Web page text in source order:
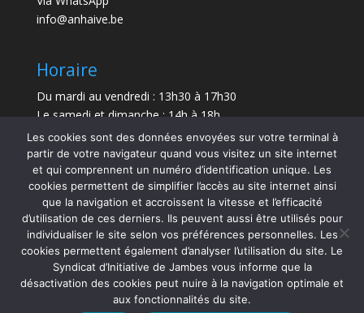
info@anhaive.be
Horaire
Du mardi au vendredi : 13h30 à 17h30
Le samedi et dimanche : 14h à 18h
Durée de la visite : entre 30 minutes et 1 h
Le Musée sera exceptionnellement fermé le 21 juillet
et le 15 août 2026.
Les cookies sont des données envoyées sur votre terminal à
partir de votre navigateur quand vous visitez un site internet
et qui comprennent un numéro d’identification unique. Les
cookies permettent de simplifier l’accès au site internet ainsi
que la navigation et accroissent la vitesse et l’efficacité
d’utilisation de ces derniers. Ils peuvent aussi être utilisés pour
individualiser le site selon vos préférences personnelles. Les
cookies permettent également d’analyser l’utilisation du site. Le
Syndicat d’Initiative de Jambes vous informe que la
désactivation des cookies peut nuire à la navigation optimale et
aux fonctionnalités du site.